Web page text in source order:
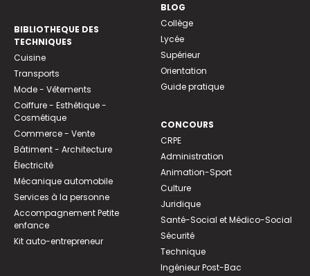
BIBLIOTHEQUE DES
TECHNIQUES
Cuisine
Transports
Mode - Vêtements
Coiffure - Esthétique -
Cosmétique
Commerce - Vente
Bâtiment - Architecture
Électricité
Mécanique automobile
Services à la personne
Accompagnement Petite
enfance
Kit auto-entrepreneur
BLOG
Collège
Lycée
Supérieur
Orientation
Guide pratique
CONCOURS
CRPE
Administration
Animation-Sport
Culture
Juridique
Santé-Social et Médico-Social
Sécurité
Technique
Ingénieur Post-Bac